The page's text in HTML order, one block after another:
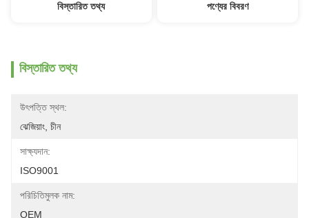
বিস্তারিত তথ্য পণ্যের বিবরণ
বিস্তারিত তথ্য
উৎপত্তি স্থল:
ঝেজিয়াং, চীন
সাক্ষ্যদান:
ISO9001
পরিচিতিমুলক নাম:
OEM